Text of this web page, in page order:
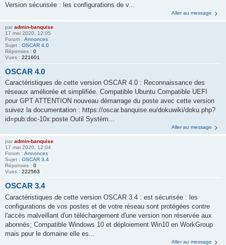
Version sécurisée : les configurations de v...
Aller au message
par admin-banquise
17 mai 2020, 12:05
Forum : Annonces
Sujet : OSCAR 4.0
Réponses : 0
Vues : 221601
OSCAR 4.0
Caractéristiques de cette version OSCAR 4.0 : Reconnaissance des
réseaux améliorée et simplifiée. Compatible Ubuntu Compatible UEFI
pour GPT ATTENTION nouveau démarrage du poste avec cette version
suivez la documentation : https://oscar.banquise.eu/dokuwiki/doku.php?
id=pub:doc-10x:poste Outil Systèm...
Aller au message
par admin-banquise
17 mai 2020, 12:04
Forum : Annonces
Sujet : OSCAR 3.4
Réponses : 0
Vues : 222563
OSCAR 3.4
Caractéristiques de cette version OSCAR 3.4 : est sécurisée : les
configurations de vos postes et de votre réseau sont protégées contre
l'accès malveillant d'un téléchargement d'une version non réservée aux
abonnés; Compatible Windows 10 et déploiement Win10 en WorkGroup
mais pour le domaine elle es...
Aller au message